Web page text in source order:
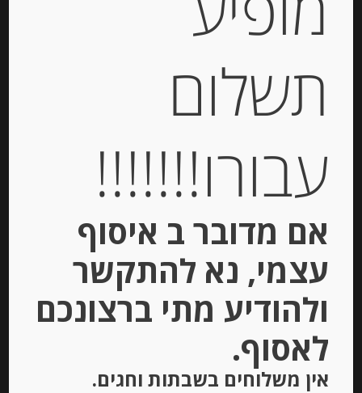
המחיר ל-100 גר
VELDHUYZEN TRADITION
תשלום
עבורו!!!!!!!
אם מדובר ב איסוף
עצמי, נא להתקשר
ולהודיע מתי ברצונכם
לאסוף.
אין משלוחים בשבתות וחגים.